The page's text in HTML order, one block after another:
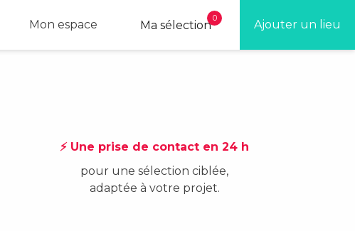
Ajouter un lieu
Ma sélection
0
Mon espace
⚡ Une prise de contact en 24 h
pour une sélection ciblée,
adaptée à votre projet.